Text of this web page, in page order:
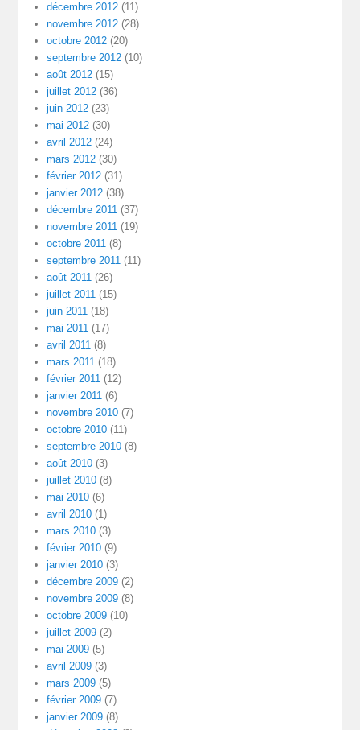
décembre 2012 (11)
novembre 2012 (28)
octobre 2012 (20)
septembre 2012 (10)
août 2012 (15)
juillet 2012 (36)
juin 2012 (23)
mai 2012 (30)
avril 2012 (24)
mars 2012 (30)
février 2012 (31)
janvier 2012 (38)
décembre 2011 (37)
novembre 2011 (19)
octobre 2011 (8)
septembre 2011 (11)
août 2011 (26)
juillet 2011 (15)
juin 2011 (18)
mai 2011 (17)
avril 2011 (8)
mars 2011 (18)
février 2011 (12)
janvier 2011 (6)
novembre 2010 (7)
octobre 2010 (11)
septembre 2010 (8)
août 2010 (3)
juillet 2010 (8)
mai 2010 (6)
avril 2010 (1)
mars 2010 (3)
février 2010 (9)
janvier 2010 (3)
décembre 2009 (2)
novembre 2009 (8)
octobre 2009 (10)
juillet 2009 (2)
mai 2009 (5)
avril 2009 (3)
mars 2009 (5)
février 2009 (7)
janvier 2009 (8)